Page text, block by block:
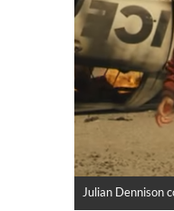
Julian Dennison